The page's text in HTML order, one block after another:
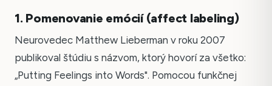
1. Pomenovanie emócií (affect labeling)
Neurovedec Matthew Lieberman v roku 2007
publikoval štúdiu s názvom, ktorý hovorí za všetko:
„Putting Feelings into Words". Pomocou funkčnej